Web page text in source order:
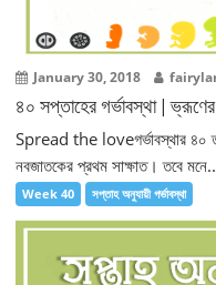
January 30, 2018
৪০ সপ্তাহের গর্ভাবস্থা |
Spread the loveগর্ভাবস্থার ৪০
নবজাতকের প্রথম সাক্ষাত। তবে
Week 40 সপ্তাহ অনুযায়ী গর্ভাবস্থা